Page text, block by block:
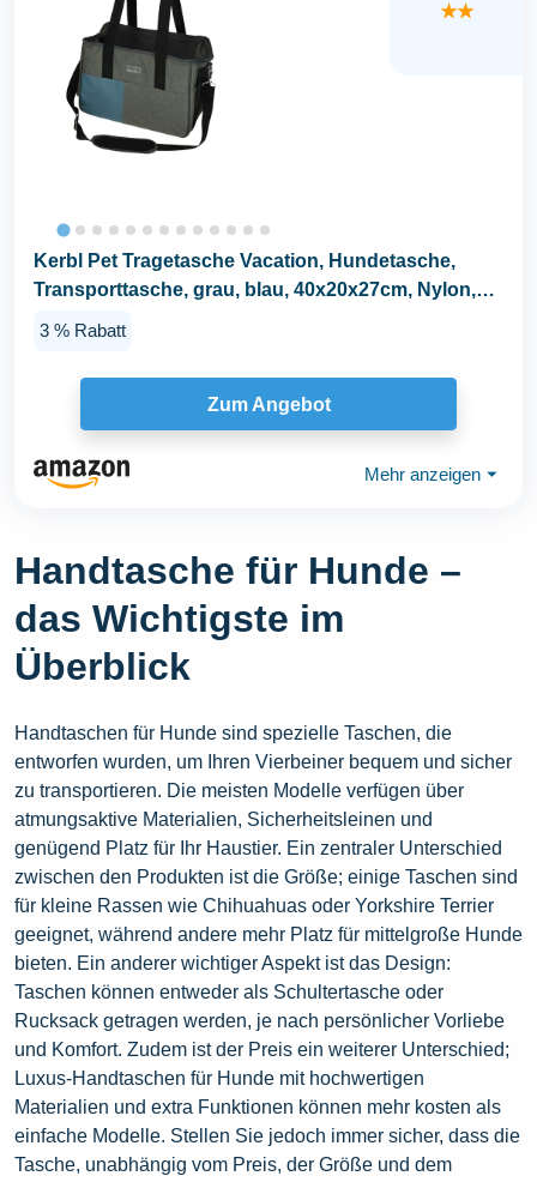
★★
Kerbl Pet Tragetasche Vacation, Hundetasche,
Transporttasche, grau, blau, 40x20x27cm, Nylon,
3 % Rabatt
Zum Angebot
Mehr anzeigen ⏷
Handtasche für Hunde –
das Wichtigste im
Überblick
Handtaschen für Hunde sind spezielle Taschen, die
entworfen wurden, um Ihren Vierbeiner bequem und sicher
zu transportieren. Die meisten Modelle verfügen über
atmungsaktive Materialien, Sicherheitsleinen und
genügend Platz für Ihr Haustier. Ein zentraler Unterschied
zwischen den Produkten ist die Größe; einige Taschen sind
für kleine Rassen wie Chihuahuas oder Yorkshire Terrier
geeignet, während andere mehr Platz für mittelgroße Hunde
bieten. Ein anderer wichtiger Aspekt ist das Design:
Taschen können entweder als Schultertasche oder
Rucksack getragen werden, je nach persönlicher Vorliebe
und Komfort. Zudem ist der Preis ein weiterer Unterschied;
Luxus-Handtaschen für Hunde mit hochwertigen
Materialien und extra Funktionen können mehr kosten als
einfache Modelle. Stellen Sie jedoch immer sicher, dass die
Tasche, unabhängig vom Preis, der Größe und dem